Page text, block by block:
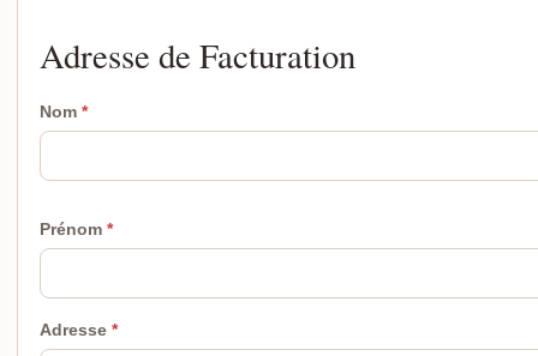
Adresse de Facturation
Nom
Prénom
Adresse